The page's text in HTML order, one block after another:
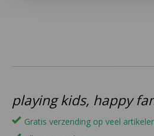
playing kids, happy
Gratis verzending op veel